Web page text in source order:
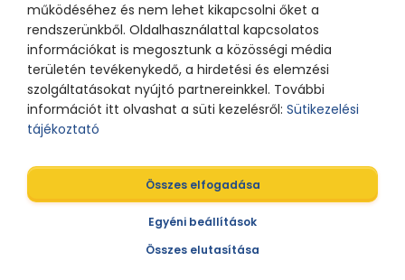
működéséhez és nem lehet kikapcsolni őket a
rendszerünkből. Oldalhasználattal kapcsolatos
információkat is megosztunk a közösségi média
területén tevékenykedő, a hirdetési és elemzési
szolgáltatásokat nyújtó partnereinkkel. További
információt itt olvashat a süti kezelésről: Sütikezelési
tájékoztató
Összes elfogadása
Egyéni beállítások
Összes elutasítása